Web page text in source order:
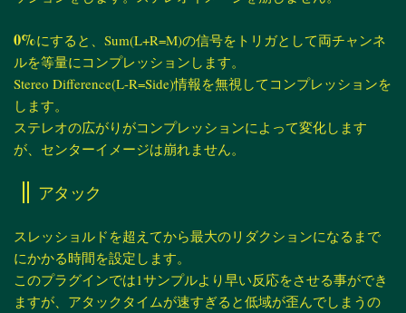
0%にすると、Sum(L+R=M)の信号をトリガとして両チャンネ
ルを等量にコンプレッションします。
Stereo Difference(L-R=Side)情報を無視してコンプレッションを
します。
ステレオの広がりがコンプレッションによって変化します
が、センターイメージは崩れません。
アタック
スレッショルドを超えてから最大のリダクションになるまで
にかかる時間を設定します。
このプラグインでは1サンプルより早い反応をさせる事ができ
ますが、アタックタイムが速すぎると低域が歪んでしまうの